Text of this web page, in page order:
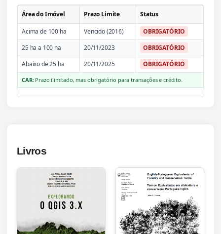
Área do Imóvel Prazo Limite Status
Acima de 100 ha Vencido (2016)
OBRIGATÓRIO
25 ha a 100 ha
20/11/2023
OBRIGATÓRIO
Abaixo de 25 ha
20/11/2025 OBRIGATÓRIO
CAR:Prazo ilimitado, mas obrigatório para transações e crédito.
Livros